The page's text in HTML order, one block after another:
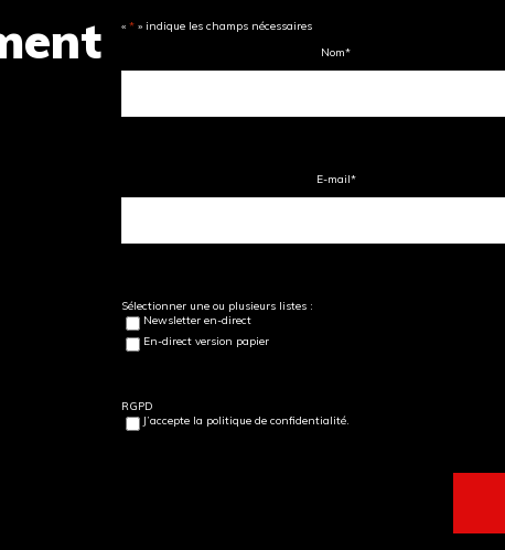
« * » indique les champs nécessaires
Nom*
E-mail*
Sélectionner une ou plusieurs listes :
Newsletter en-direct
En-direct version papier
RGPD
J’accepte la politique de confidentialité.